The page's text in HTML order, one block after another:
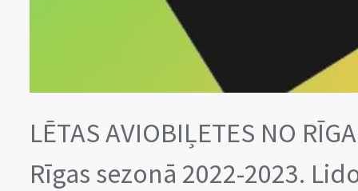
LĒTAS AVIOBIĻETES NO
Rīgas sezonā 2022-2023.